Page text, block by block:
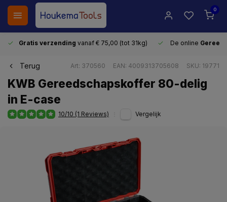
0
Gratis verzending vanaf € 75,00 (tot 31kg) De online
Terug Art: 370560 EAN: 4009313705608 SKU: 19771
KWB Gereedschapskoffer 80-delig
in E-case
10/10 (1 Reviews) Vergelijk